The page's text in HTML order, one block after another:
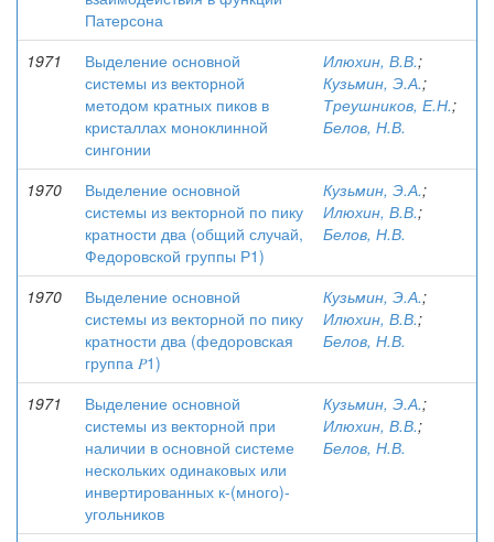
Патерсона
1971
Выделение основной
системы из векторной
методом кратных пиков в
кристаллах моноклинной
сингонии
Илюхин, В.В.;
Кузьмин, Э.А.;
Треушников, Е.Н.;
Белов, Н.В.
1970
Выделение основной
системы из векторной по пику
кратности два (общий случай,
Федоровской группы Р1)
Кузьмин, Э.А.;
Илюхин, В.В.;
Белов, Н.В.
1970
Выделение основной
системы из векторной по пику
кратности два (федоровская
группа 𝑃1)
Кузьмин, Э.А.;
Илюхин, В.В.;
Белов, Н.В.
1971
Выделение основной
системы из векторной при
наличии в основной системе
нескольких одинаковых или
инвертированных к-(много)-
угольников
Кузьмин, Э.А.;
Илюхин, В.В.;
Белов, Н.В.